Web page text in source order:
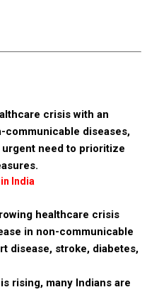
crisis with an
diseases,
need to prioritize
India
healthcare crisis
in non-communicable
disease, stroke, diabetes,
rising, many Indians are